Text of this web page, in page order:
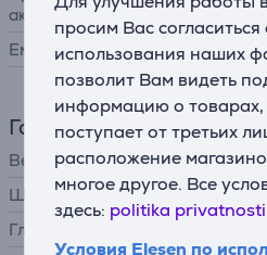
просим Вас
использования наших
позволит Вам видеть
информацию о товарах,
поступает от третьих
расположение
многое другое. Все
здесь: politika privatnosti
Условия Elesen по
аккумулятора
Емкость
Габариты
Вес
Ширина
Глубина